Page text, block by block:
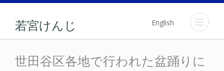
若宮けんじ English
世田谷区各地で行われた
世田谷区各地で行われた盆踊りに